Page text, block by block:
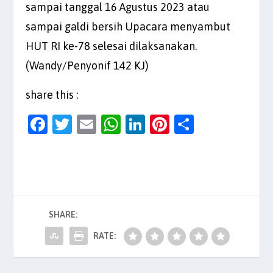
sampai tanggal 16 Agustus 2023 atau
sampai galdi bersih Upacara menyambut
HUT RI ke-78 selesai dilaksanakan.
(Wandy/Penyonif 142 KJ)
share this :
F
b
o
o
k
T
E
W
A
p
p
Li
dI
n
Pi
t
SHARE:
RATE: